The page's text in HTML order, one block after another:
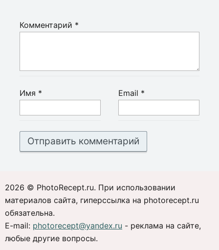
Комментарий *
Имя * Email *
2026 © PhotoRecept.ru. При использовании
материалов сайта, гиперссылка на photorecept.ru
обязательна.
E-mail: photorecept@yandex.ru - реклама на сайте,
любые другие вопросы.